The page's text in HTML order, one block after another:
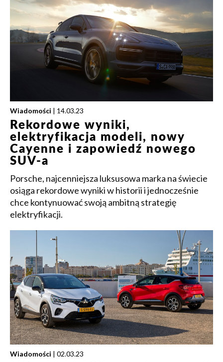
Wiadomości | 14.03.23
Rekordowe wyniki,
elektryfikacja modeli, nowy
Cayenne i zapowiedź nowego
SUV-a
Porsche, najcenniejsza luksusowa marka na świecie
osiąga rekordowe wyniki w historii i jednocześnie
chce kontynuować swoją ambitną strategię
elektryfikacji.
Wiadomości | 02.03.23